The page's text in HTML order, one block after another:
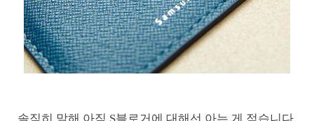
솔직히 말해 아직 S블로거에 대해선 아는 게 적습니다.